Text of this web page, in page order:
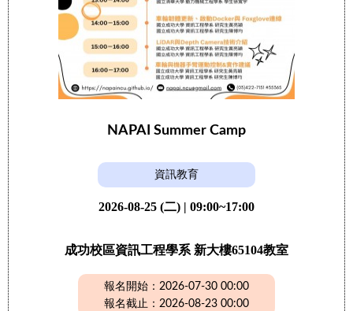
NAPAI Summer Camp
資訊教育
2026-08-25 (二) | 09:00~17:00
成功校區資訊工程學系 新大樓65104教室
報名開始：2026-07-30 00:00
報名截止：2026-08-23 00:00